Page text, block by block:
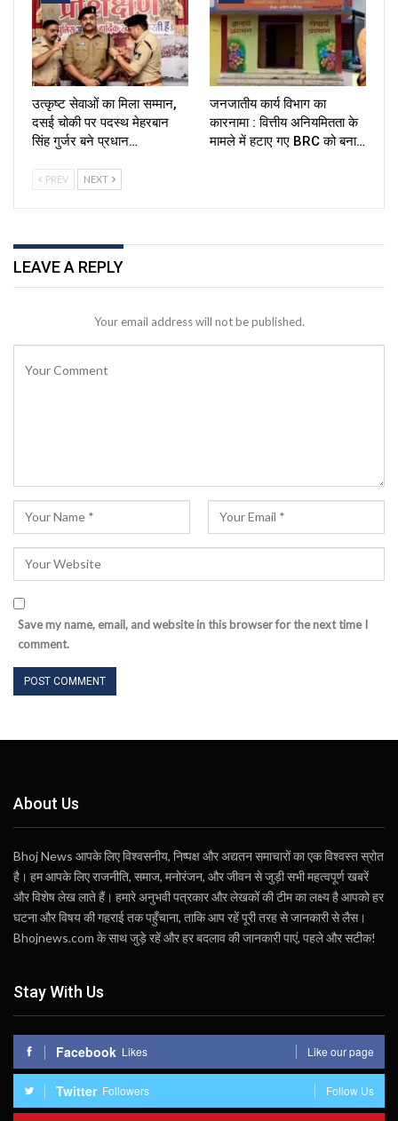
उत्कृष्ट सेवाओं का मिला सम्मान,
दसई चोकी पर पदस्थ मेहरबान
सिंह गुर्जर बने प्रधान…
जनजातीय कार्य विभाग का
कारनामा : वित्तीय अनियमितता के
मामले में हटाए गए BRC को बना…
PREV NEXT
LEAVE A REPLY
Your email address will not be published.
Save my name, email, and website in this browser for the next time I
comment.
About Us
Bhoj News आपके लिए विश्वसनीय, निष्पक्ष और अद्यतन समाचारों का एक विश्वस्त स्रोत
है। हम आपके लिए राजनीति, समाज, मनोरंजन, और जीवन से जुड़ी सभी महत्वपूर्ण खबरें
और विशेष लेख लाते हैं। हमारे अनुभवी पत्रकार और लेखकों की टीम का लक्ष्य है आपको हर
घटना और विषय की गहराई तक पहुँचाना, ताकि आप रहें पूरी तरह से जानकारी से लैस।
Bhojnews.com के साथ जुड़े रहें और हर बदलाव की जानकारी पाएं, पहले और सटीक!
Stay With Us
Facebook Likes Like our page
Twitter Followers Follow Us